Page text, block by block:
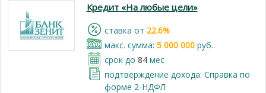
Кредит «На любые цели»
cтавка от 22.6%
макс. сумма: 5 000 000руб.
срок до 84мес
подтверждение дохода: Справка по
форме 2-НДФЛ